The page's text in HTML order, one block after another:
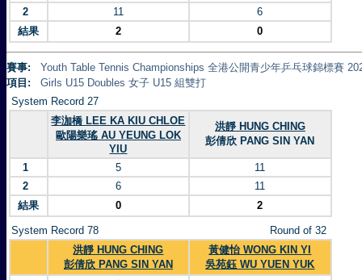
2
11
6
結果
2 0
賽事:
Youth Table Tennis Championships 全港公開青少年乒乓球錦標賽
項目:
Girls U15 Doubles 女子 U15 組雙打
System Record 27
李泇橋 LEE KA KIU CHLOE
歐陽樂瑤 AU YEUNG LOK
YIU
洪靜 HUNG CHING
彭倩欣 PANG SIN YAN
1 5
11
2
6
11
結果
0 2
System Record 78
Round of 32
洪靜 HUNG CHING
彭倩欣 PANG SIN YAN
黃健怡 WONG KIN YI
吳苑鈺 WU YUEN YUK